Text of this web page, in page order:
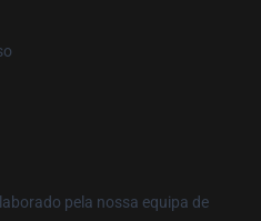
pela nossa equipa de